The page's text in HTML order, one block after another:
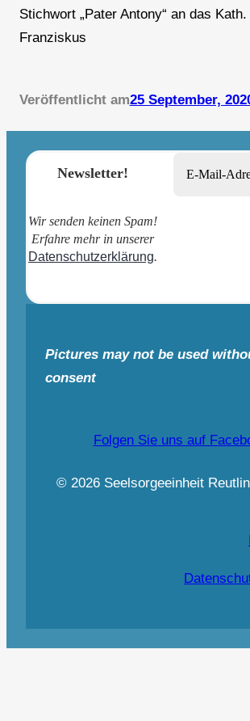
Stichwort „Pater Antony“ an das
Franziskus
Veröffentlicht am25 September,
Newsletter!
Wir senden keinen Spam!
Erfahre mehr in unserer
Datenschutzerklärung.
Pictures may not be used
consent
Folgen Sie uns auf
© 2026 Seelsorgeeinheit